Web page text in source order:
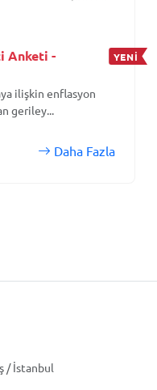
Anketi -
YENİ
ilişkin enflasyon
geriley...
Daha Fazla
/ İstanbul